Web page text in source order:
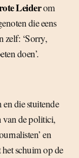
Leiderom
die eens
zelf: ‘Sorry,
doen’.
die stuitende
van de politici,
en
het schuim op de